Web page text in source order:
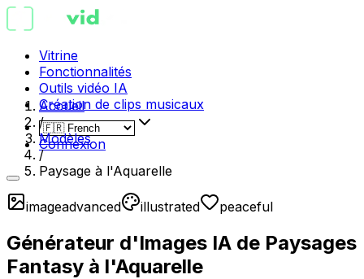
Vitrine
Fonctionnalités
Outils vidéo IA
Création de clips musicaux
Connexion
Accueil
/
Modèles
/
Paysage à l'Aquarelle
imageadvanced illustrated peaceful
Générateur d'Images IA de Paysages
Fantasy à l'Aquarelle